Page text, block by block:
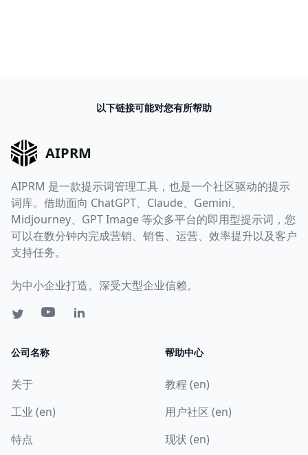
以下链接可能对您有所帮助
AIPRM
AIPRM 是一款提示词管理工具，也是一个社区驱动的提示
词库。借助面向 ChatGPT、Claude、Gemini、
Midjourney、GPT Image 等众多平台的即用型提示词，您
可以在数分钟内完成营销、销售、运营、效率提升以及客户
支持任务。
为中小企业打造。深受大型企业信赖。
公司名称
关于
工业 (en)
特点
帮助中心
教程 (en)
用户社区 (en)
现状 (en)